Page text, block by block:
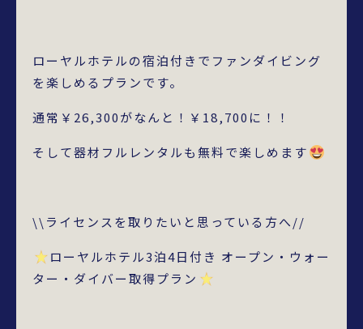
ローヤルホテルの宿泊付きでファンダイビング
を楽しめるプランです。
通常￥26,300がなんと！￥18,700に！！
そして器材フルレンタルも無料で楽しめます
\\ライセンスを取りたいと思っている方へ//
ローヤルホテル3泊4日付き オープン・ウォー
ター・ダイバー取得プラン